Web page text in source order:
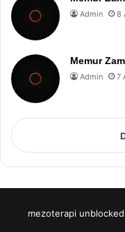
Admin 8
Memur
Admin 7
mezoterapi